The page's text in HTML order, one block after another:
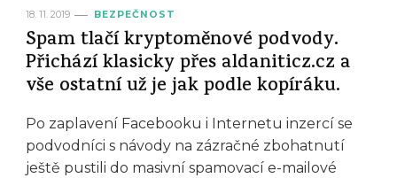
18. 11. 2019 BEZPEČNOST
Spam tlačí kryptoměnové podvody.
Přichází klasicky přes aldaniticz.cz a
vše ostatní už je jak podle kopíráku.
Po zaplavení Facebooku i Internetu inzercí se
podvodníci s návody na zázračné zbohatnutí
ještě pustili do masivní spamovací e-mailové